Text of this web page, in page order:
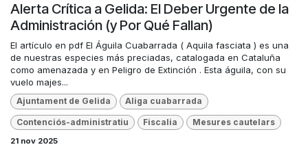
Alerta Crítica a Gelida: El Deber Urgente de la
Administración (y Por Qué Fallan)
El artículo en pdf El Águila Cuabarrada ( Aquila fasciata ) es una
de nuestras especies más preciadas, catalogada en Cataluña
como amenazada y en Peligro de Extinción . Esta águila, con su
vuelo majes...
Ajuntament de Gelida Aliga cuabarrada
Contenciós-administratiu Fiscalia Mesures cautelars
21 nov 2025